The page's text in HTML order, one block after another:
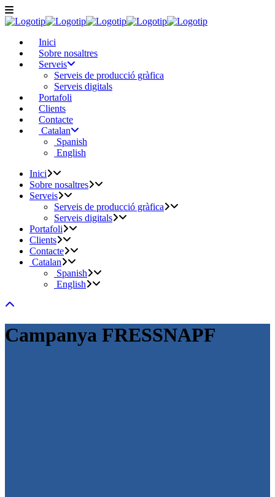
Inici
Sobre nosaltres
Serveis
Serveis de producció gràfica
Serveis digitals
Portafoli
Clients
Contacte
Catalan
Spanish
English
Inici
Sobre nosaltres
Serveis
Serveis de producció gràfica
Serveis digitals
Portafoli
Clients
Contacte
Catalan
Spanish
English
Campanya FRESSNAPF